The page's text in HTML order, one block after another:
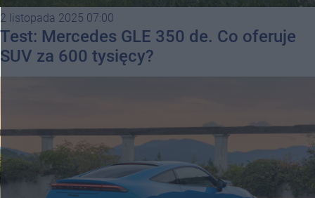
2 listopada 2025 07:00
Test: Mercedes GLE 350 de. Co oferuje
SUV za 600 tysięcy?